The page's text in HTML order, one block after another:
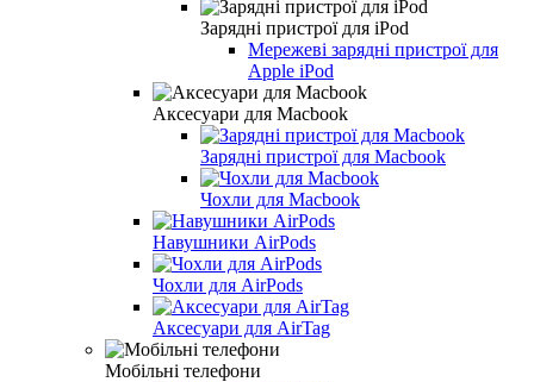
Зарядні пристрої для iPod
Мережеві зарядні пристрої для
Apple iPod
Аксесуари для Macbook
Зарядні пристрої для Macbook
Чохли для Macbook
Навушники AirPods
Чохли для AirPods
Аксесуари для AirTag
Мобільні телефони